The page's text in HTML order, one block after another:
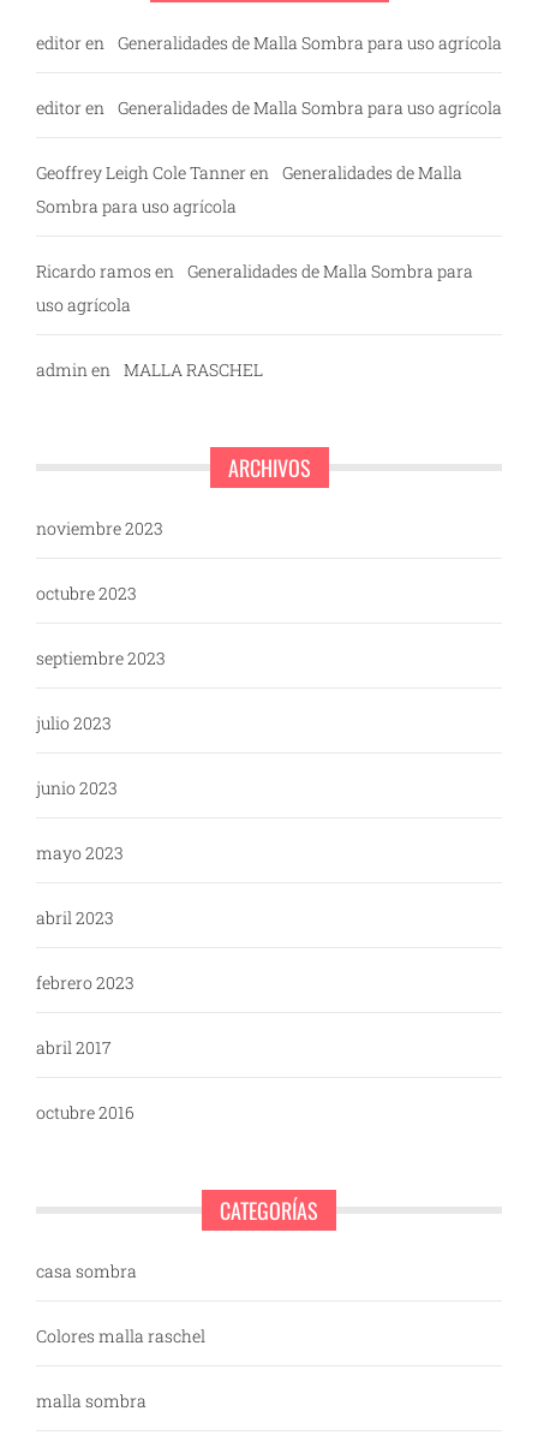
editoren Generalidades de Malla Sombra para uso agrícola
editoren Generalidades de Malla Sombra para uso agrícola
Geoffrey Leigh Cole Tanneren Generalidades de Malla
Sombra para uso agrícola
Ricardo ramos en Generalidades de Malla Sombra para
uso agrícola
adminen MALLA RASCHEL
ARCHIVOS
noviembre 2023
octubre 2023
septiembre 2023
julio 2023
junio 2023
mayo 2023
abril 2023
febrero 2023
abril 2017
octubre 2016
CATEGORÍAS
casa sombra
Colores malla raschel
malla sombra